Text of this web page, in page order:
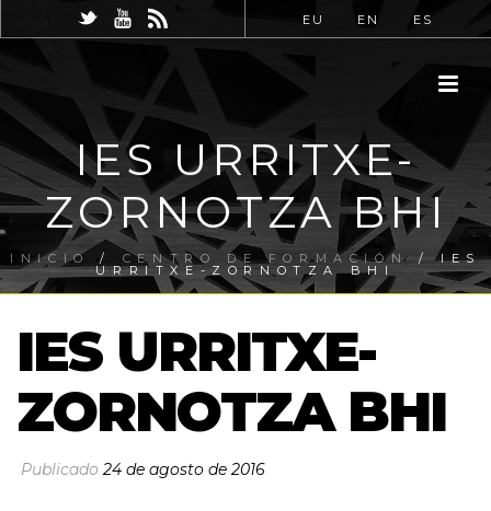
EU EN ES
IES URRITXE-
ZORNOTZA BHI
INICIO / CENTRO DE FORMACIÓN / IES
URRITXE-ZORNOTZA BHI
IES URRITXE-
ZORNOTZA BHI
Publicado24 de agosto de 2016